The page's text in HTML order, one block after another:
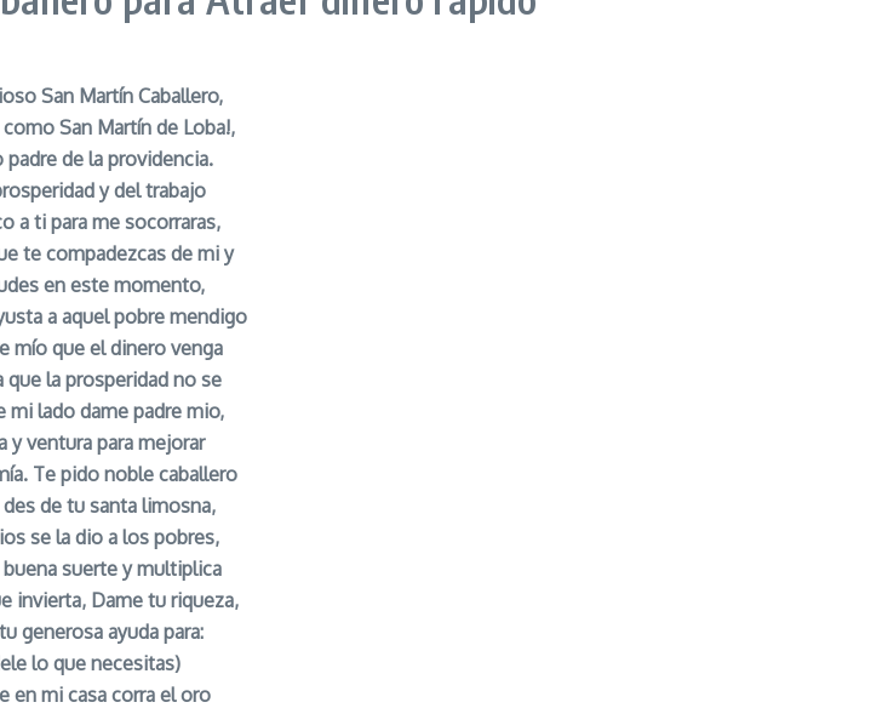
San Martín Caballero,
San Martín de Loba!,
de la providencia.
y del trabajo
a ti para me socorraras,
te compadezcas de mi y
en este momento,
a aquel pobre mendigo
mío que el dinero venga
que la prosperidad no se
mi lado dame padre mio,
y ventura para mejorar
Te pido noble caballero
de tu santa limosna,
se la dio a los pobres,
buena suerte y multiplica
invierta, Dame tu riqueza,
generosa ayuda para:
lo que necesitas)
en mi casa corra el oro